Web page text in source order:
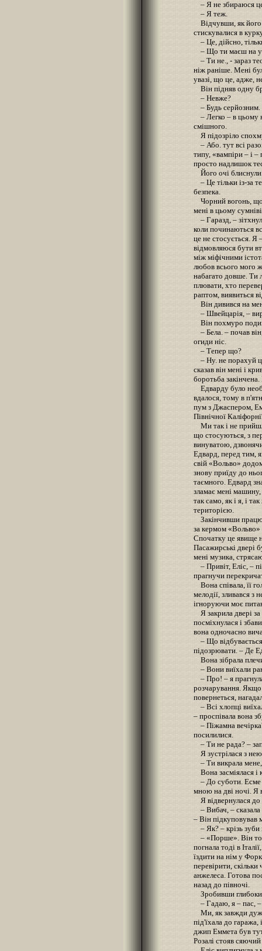
– Я не збираюся
– Я теж.
Відчувши, як
стискувалися в
– Це, дійсно,
– Що ти маєш на
– Ти не., - зараз
ніж раніше. Мені
увазі, що це, адже,
Він підняв одну
– Невже?
– Будь серйозним.
– Легко – в цьому
смішного.
Я підозріло
– Або. тут всі
типу, «вампіри – і
просто надлишок
Його очі
– Це тільки із-за
безпека.
Чорний вогонь, що
мені в цьому
– Гаразд, –
коли починаються
це не стосується.
відмовляюся бути
між міфічними
любов всього мого
набагато довше. Ти
плювати, хто
раптом, виявиться
Він дивився на
– Швейцарія, –
Він похмуро
– Бела. – почав
огиди ніс.
– Тепер що?
– Ну. не порахуй
сказав він мені і
боротьба
Едварду було
вдалося, тому в
пум з Джаспером,
Північної
Ми так і не
що стосуються, з
винуватою,
Едвард, перед тим,
свій «Вольво»
знову приїду до
таємного. Едвард
зламає мені
так само, як і я, і
територією.
Закінчивши
за кермом «Вольво»
Спочатку це явище
Пасажирські двері
мені музика,
– Привіт, Еліс, –
прагнучи
Вона співала, її
мелодії, зливався з
ігноруючи моє
Я закрила двері
посміхнулася і
вона одночасно
– Що
підозрювати. – Де
Вона зібрала
– Вони виїхали
– Про! – я
розчарування. Якщо
повернеться,
– Всі хлопці
– проспівала вона
– Піжамна
посилилися.
– Ти не рада? –
Я зустрілася з
– Ти викрала
Вона засміялася і
– До суботи. Есме
мною на дві ночі. Я
Я відвернулася до
– Вибач, – сказала
– Він підкуповував
– Як? – крізь зуби
– «Порше». Він
погнала тоді в
їздити на нім у
перевірити,
анжелеса. Готова
назад до півночі.
Зробивши
– Гадаю, я – пас, –
Ми, як завжди
під'їхала до
джип Еммета був
Розалі стояв